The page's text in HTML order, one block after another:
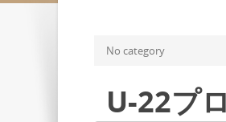
No category
U-22プ